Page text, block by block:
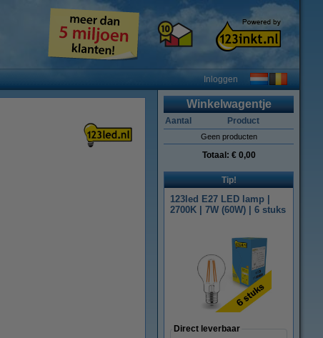
Inloggen
Winkelwagentje
Aantal Product
Geen producten
Totaal: € 0,00
Tip!
123led E27 LED lamp |
2700K | 7W (60W) | 6 stuks
Direct leverbaar